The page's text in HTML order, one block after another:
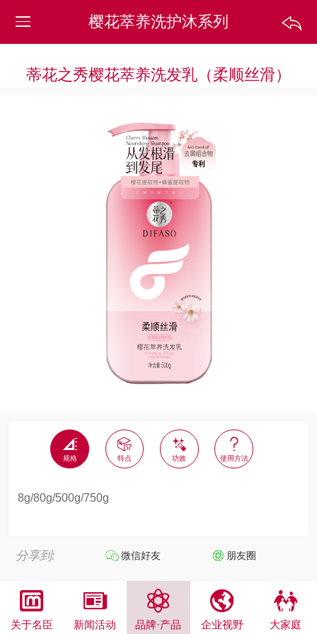
樱花萃养洗护沐系列
蒂花之秀樱花萃养洗发乳（柔顺丝滑）

规格

特点

功效

使用方法
8g/80g/500g/750g
分享到: 微信好友 朋友圈

关于名臣

新闻活动

品牌·产品

企业视野

大家庭